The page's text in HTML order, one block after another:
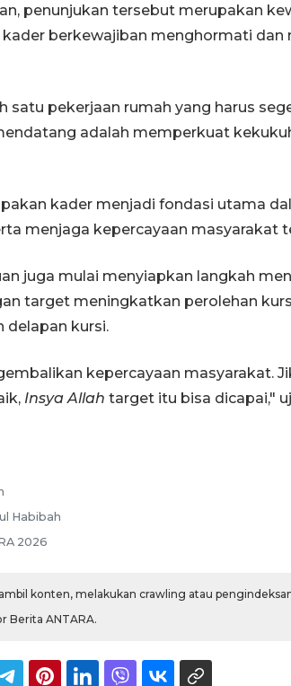
penunjukan tersebut merupakan
kader berkewajiban menghormati dan
satu pekerjaan rumah yang harus
adalah memperkuat
kader menjadi fondasi utama
menjaga kepercayaan masyarakat
juga mulai menyiapkan langkah
target meningkatkan perolehan
delapan kursi.
kepercayaan masyarakat.
Insya Allah target itu bisa dicapai,"
Habibah
2026
konten, melakukan crawling atau
Berita ANTARA.